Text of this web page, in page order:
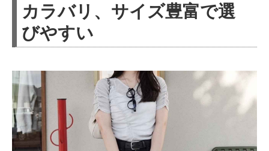
カラバリ、サイズ豊富で選
びやすい